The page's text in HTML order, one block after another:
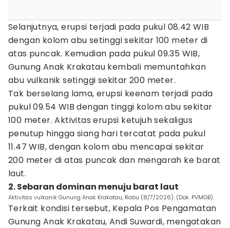
Selanjutnya, erupsi terjadi pada pukul 08.42 WIB
dengan kolom abu setinggi sekitar 100 meter di
atas puncak. Kemudian pada pukul 09.35 WIB,
Gunung Anak Krakatau kembali memuntahkan
abu vulkanik setinggi sekitar 200 meter.
Tak berselang lama, erupsi keenam terjadi pada
pukul 09.54 WIB dengan tinggi kolom abu sekitar
100 meter. Aktivitas erupsi ketujuh sekaligus
penutup hingga siang hari tercatat pada pukul
11.47 WIB, dengan kolom abu mencapai sekitar
200 meter di atas puncak dan mengarah ke barat
laut.
2. Sebaran dominan menuju barat laut
Aktivitas vulkanik Gunung Anak Krakatau, Rabu (8/7/2026). (Dok. PVMGB).
Terkait kondisi tersebut, Kepala Pos Pengamatan
Gunung Anak Krakatau, Andi Suwardi, mengatakan